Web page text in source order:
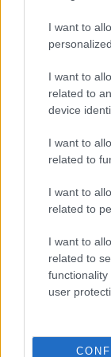
I want to
I want to
related to
device
I want to
related to
I want to
related to
I want to
related to
user
americani. E i
strategie.
contenere il
Usa-Arabia
pilastro del
nemico
E se
saltare il
, è
generis,